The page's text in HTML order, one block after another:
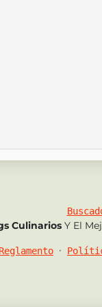
Culinarios Y El
•